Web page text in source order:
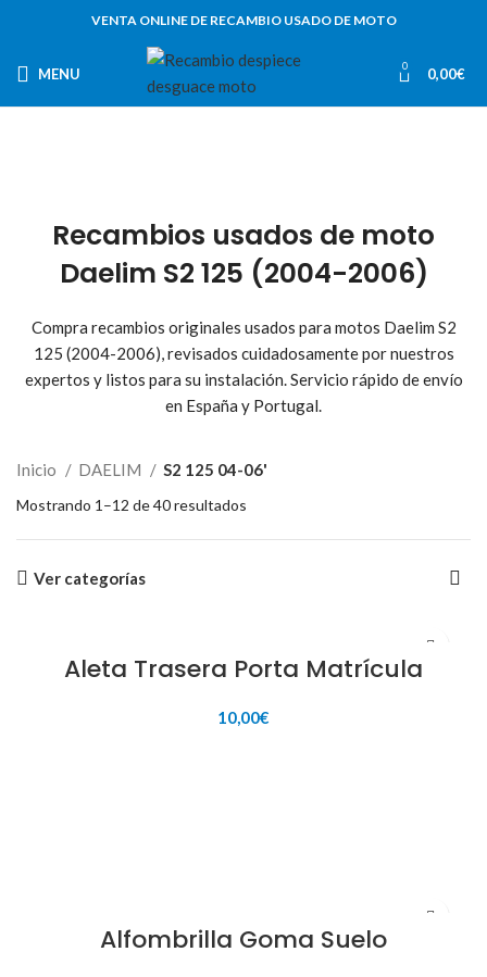
VENTA ONLINE DE RECAMBIO USADO DE MOTO
MENU 0 0,00€
Recambios usados de moto
Daelim S2 125 (2004-2006)
Compra recambios originales usados para motos Daelim S2
125 (2004-2006), revisados cuidadosamente por nuestros
expertos y listos para su instalación. Servicio rápido de envío
en España y Portugal.
Inicio DAELIM S2 125 04-06'
Mostrando 1–12 de 40 resultados
Ver categorías
Aleta Trasera Porta Matrícula
10,00€
Alfombrilla Goma Suelo